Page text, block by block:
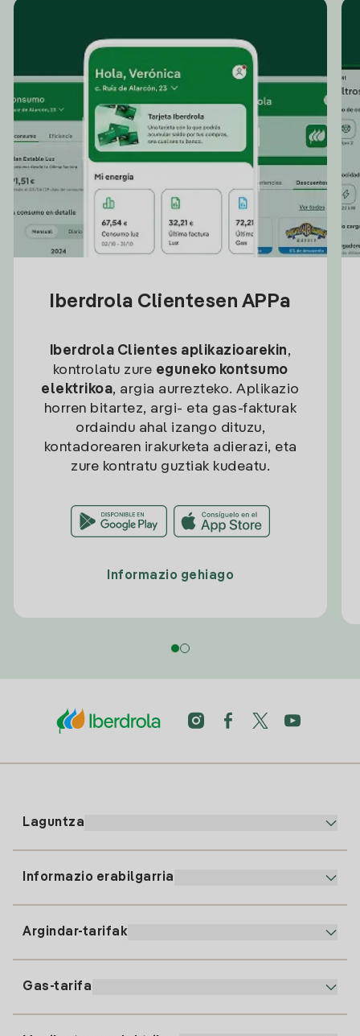
Iberdrola Clientesen APPa
Iberdrola Clientes aplikazioarekin,
kontrolatu zure eguneko kontsumo
elektrikoa, argia aurrezteko. Aplikazio
horren bitartez, argi- eta gas-fakturak
ordaindu ahal izango dituzu,
kontadorearen irakurketa adierazi, eta
zure kontratu guztiak kudeatu.
Informazio gehiago
Laguntza
91 919 52 73
clientes@tuiberdrola.es
Informazio erabilgarria
Argindar-tarifak
Gas-tarifa